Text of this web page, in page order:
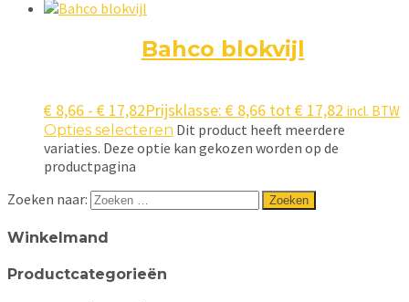
Bahco blokvijl
€ 8,66 - € 17,82Prijsklasse: € 8,66 tot € 17,82 incl. BTW
Opties selecteren Dit product heeft meerdere
variaties. Deze optie kan gekozen worden op de
productpagina
Zoeken naar:
Winkelmand
Productcategorieën